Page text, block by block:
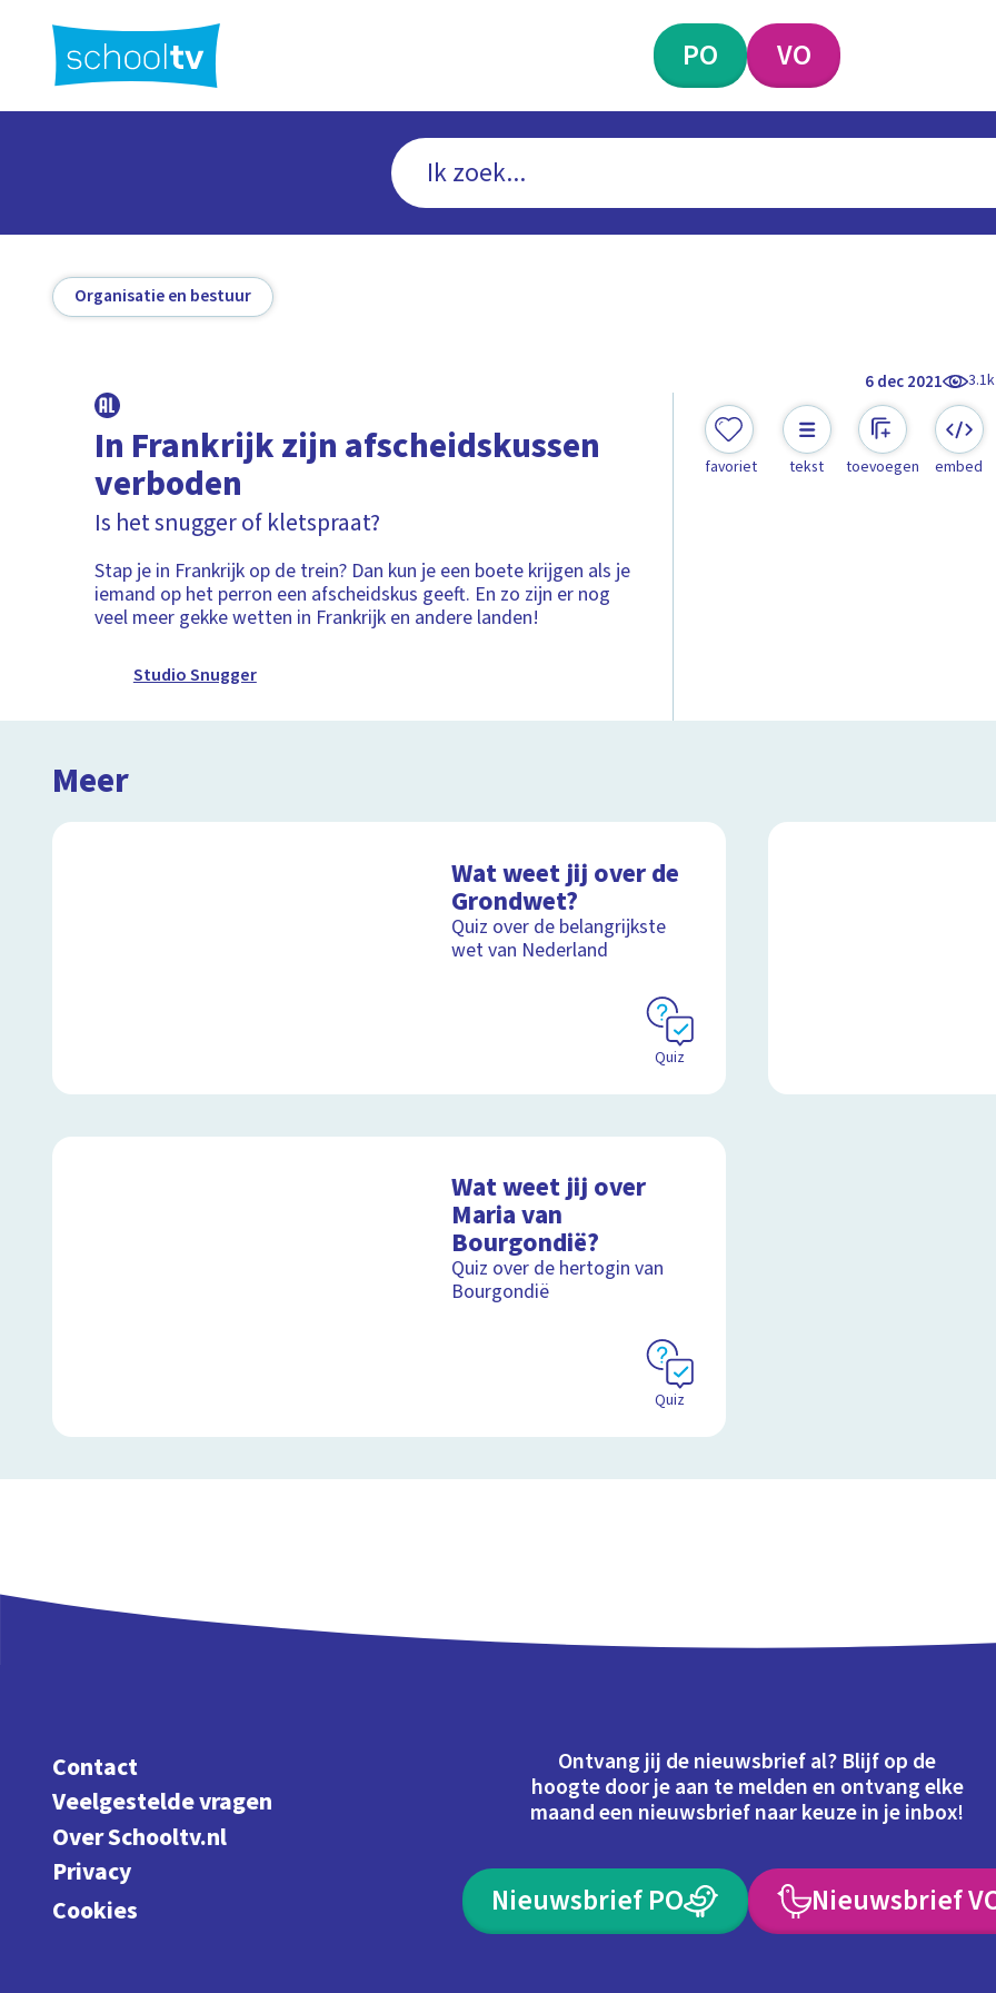
hoofdinhoud
PO VO
Organisatie en bestuur
6 dec 2021 3.1k
In Frankrijk zijn afscheidskussen
verboden
Is het snugger of kletspraat?
Stap je in Frankrijk op de trein? Dan kun je een boete krijgen als je
iemand op het perron een afscheidskus geeft. En zo zijn er nog
veel meer gekke wetten in Frankrijk en andere landen!
Studio Snugger
favoriet tekst toevoegen embed
Meer
Wat weet jij over de
Grondwet?
Quiz over de belangrijkste
wet van Nederland
Quiz
Wat weet jij over
Maria van
Bourgondië?
Quiz over de hertogin van
Bourgondië
Quiz
Contact
Veelgestelde vragen
Over Schooltv.nl
Privacy
Cookies
Ontvang jij de nieuwsbrief al? Blijf op de
hoogte door je aan te melden en ontvang elke
maand een nieuwsbrief naar keuze in je inbox!
Nieuwsbrief PO Nieuwsbrief